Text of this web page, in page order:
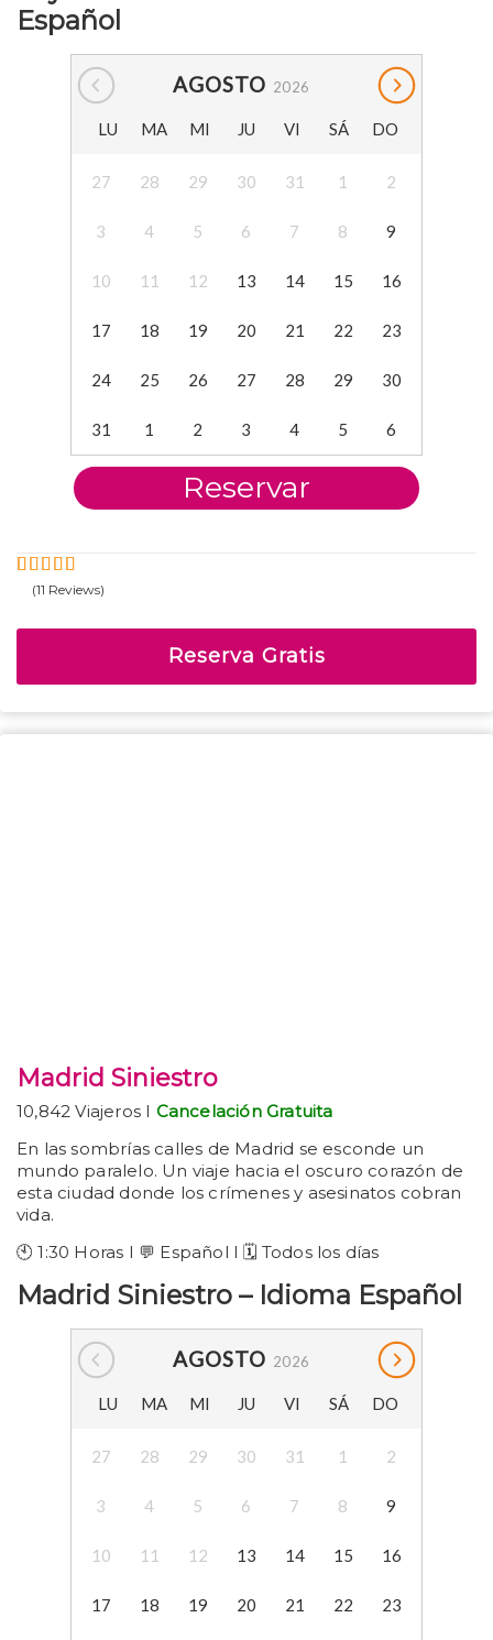
Español
AGOSTO 2026
LU MA MI JU VI SÁ DO
27 28 29 30 31 1 2
3 4 5 6 7 8 9
10 11 12 13 14 15 16
17 18 19 20 21 22 23
24 25 26 27 28 29 30
31 1 2 3 4 5 6
Reservar
4.91Fuera
(11 Reviews)
Reserva Gratis
Madrid Siniestro
10,842 Viajeros I Cancelación Gratuita
En las sombrías calles de Madrid se esconde un
mundo paralelo. Un viaje hacia el oscuro corazón de
esta ciudad donde los crímenes y asesinatos cobran
vida.
🕙 1:30 Horas I 💬 Español I 🗓️ Todos los días
Madrid Siniestro – Idioma Español
AGOSTO 2026
LU MA MI JU VI SÁ DO
27 28 29 30 31 1 2
3 4 5 6 7 8 9
10 11 12 13 14 15 16
17 18 19 20 21 22 23